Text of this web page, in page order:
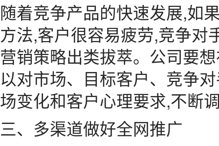
随着竞争产品的快速发展,如
方法,客户很容易疲劳,竞争对
营销策略出类拔萃。公司要
以对市场、目标客户、竞争
场变化和客户心理要求,不断
三、多渠道做好全网推广